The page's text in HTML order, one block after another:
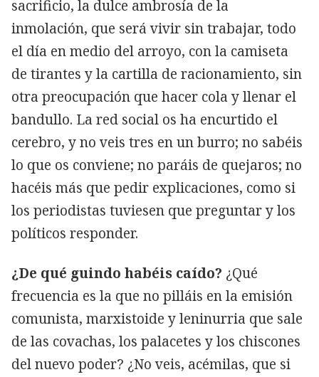
sacrificio, la dulce ambrosía de la
inmolación, que será vivir sin trabajar, todo
el día en medio del arroyo, con la camiseta
de tirantes y la cartilla de racionamiento, sin
otra preocupación que hacer cola y llenar el
bandullo. La red social os ha encurtido el
cerebro, y no veis tres en un burro; no sabéis
lo que os conviene; no paráis de quejaros; no
hacéis más que pedir explicaciones, como si
los periodistas tuviesen que preguntar y los
políticos responder.
¿De qué guindo habéis caído? ¿Qué
frecuencia es la que no pilláis en la emisión
comunista, marxistoide y leninurria que sale
de las covachas, los palacetes y los chiscones
del nuevo poder? ¿No veis, acémilas, que si